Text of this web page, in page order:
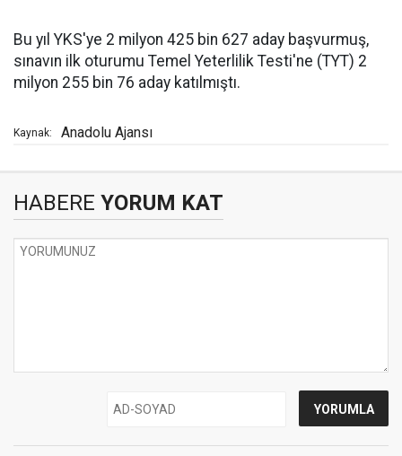
Bu yıl YKS'ye 2 milyon 425 bin 627 aday başvurmuş,
sınavın ilk oturumu Temel Yeterlilik Testi'ne (TYT) 2
milyon 255 bin 76 aday katılmıştı.
Kaynak: Anadolu Ajansı
HABERE YORUM KAT